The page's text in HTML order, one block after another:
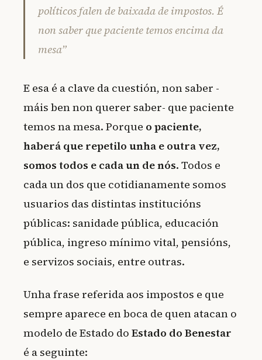
políticos falen de baixada de impostos. É
non saber que paciente temos encima da
mesa”
E esa é a clave da cuestión, non saber -
máis ben non querer saber- que paciente
temos na mesa. Porque o paciente,
haberá que repetilo unha e outra vez,
somos todos e cada un de nós. Todos e
cada un dos que cotidianamente somos
usuarios das distintas institucións
públicas: sanidade pública, educación
pública, ingreso mínimo vital, pensións,
e servizos sociais, entre outras.
Unha frase referida aos impostos e que
sempre aparece en boca de quen atacan o
modelo de Estado do Estado do Benestar
é a seguinte: